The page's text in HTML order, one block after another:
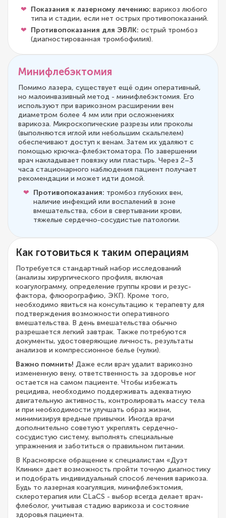
Показания к лазерному лечению: варикоз любого
типа и стадии, если нет острых противопоказаний.
Противопоказания для ЭВЛК: острый тромбоз
(диагностированная тромбофилия).
Минифлебэктомия
Помимо лазера, существует ещё один оперативный,
но малоинвазивный метод - минифлебэктомия. Его
используют при варикозном расширении вен
диаметром более 4 мм или при осложнениях
варикоза. Микроскопические разрезы или проколы
(выполняются иглой или небольшим скальпелем)
обеспечивают доступ к венам. Затем их удаляют с
помощью крючка-флебэктоматора. По завершении
врач накладывает повязку или пластырь. Через 2–3
часа стационарного наблюдения пациент получает
рекомендации и может идти домой.
Противопоказания: тромбоз глубоких вен,
наличие инфекций или воспалений в зоне
вмешательства, сбои в свертывании крови,
тяжелые сердечно-сосудистые патологии.
Как готовиться к таким операциям
Потребуется стандартный набор исследований
(анализы хирургического профиля, включая
коагулограмму, определение группы крови и резус-
фактора, флюорографию, ЭКГ). Кроме того,
необходимо явиться на консультацию к терапевту для
подтверждения возможности оперативного
вмешательства. В день вмешательства обычно
разрешается легкий завтрак. Также потребуются
документы, удостоверяющие личность, результаты
анализов и компрессионное белье (чулки).
Важно помнить! Даже если врач удалит варикозно
измененную вену, ответственность за здоровье ног
остается на самом пациенте. Чтобы избежать
рецидива, необходимо поддерживать адекватную
двигательную активность, контролировать массу тела
и при необходимости улучшать образ жизни,
минимизируя вредные привычки. Иногда врачи
дополнительно советуют укреплять сердечно-
сосудистую систему, выполнять специальные
упражнения и заботиться о правильном питании.
В Красноярске обращение к специалистам «Дуэт
Клиник» дает возможность пройти точную диагностику
и подобрать индивидуальный способ лечения варикоза.
Будь то лазерная коагуляция, минифлебэктомия,
склеротерапия или CLaCS - выбор всегда делает врач-
флеболог, учитывая стадию варикоза и состояние
здоровья пациента.